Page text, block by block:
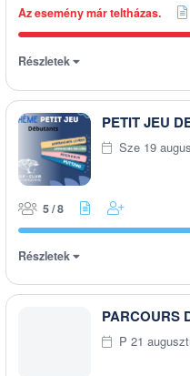
Az esemény már teltházas.
Részletek
PETIT JEU
Sze 19
5 / 8
Részletek
PARCOURS
P 21